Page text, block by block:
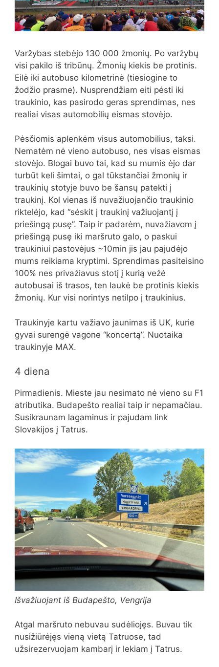
Varžybas stebėjo 130 000 žmonių. Po varžybų
visi pakilo iš tribūnų. Žmonių kiekis be protinis.
Eilė iki autobuso kilometrinė (tiesiogine to
žodžio prasme). Nusprendžiam eiti pėsti iki
traukinio, kas pasirodo geras sprendimas, nes
realiai visas automobilių eismas stovėjo.
Pėsčiomis aplenkėm visus automobilius, taksi.
Nematėm nė vieno autobuso, nes visas eismas
stovėjo. Blogai buvo tai, kad su mumis ėjo dar
turbūt keli šimtai, o gal tūkstančiai žmonių ir
traukinių stotyje buvo be šansų patekti į
traukinį. Kol vienas iš nuvažiuojančio traukinio
riktelėjo, kad “sėskit į traukinį važiuojantį į
priešingą pusę”. Taip ir padarėm, nuvažiavom į
priešingą pusę iki maršruto galo, o paskui
traukiniui pastovėjus ~10min jis jau pajudėjo
mums reikiama kryptimi. Sprendimas pasiteisino
100% nes privažiavus stotį į kurią vežė
autobusai iš trasos, ten laukė be protinis kiekis
žmonių. Kur visi norintys netilpo į traukinius.
Traukinyje kartu važiavo jaunimas iš UK, kurie
gyvai surengė vagone “koncertą”. Nuotaika
traukinyje MAX.
4 diena
Pirmadienis. Mieste jau nesimato nė vieno su F1
atributika. Budapešto realiai taip ir nepamačiau.
Susikraunam lagaminus ir pajudam link
Slovakijos į Tatrus.
Išvažiuojant iš Budapešto, Vengrija
Atgal maršruto nebuvau sudėliojęs. Buvau tik
nusižiūrėjęs vieną vietą Tatruose, tad
užsirezervuojam kambarį ir lekiam į Tatrus.